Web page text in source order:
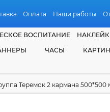
Оплата Наши работы
ВОСПИТАНИЕ
ЧАСЫ
Теремок 2 кармана 500*500